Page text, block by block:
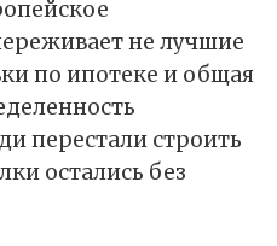
не лучшие
по ипотеке и общая
перестали строить
остались без